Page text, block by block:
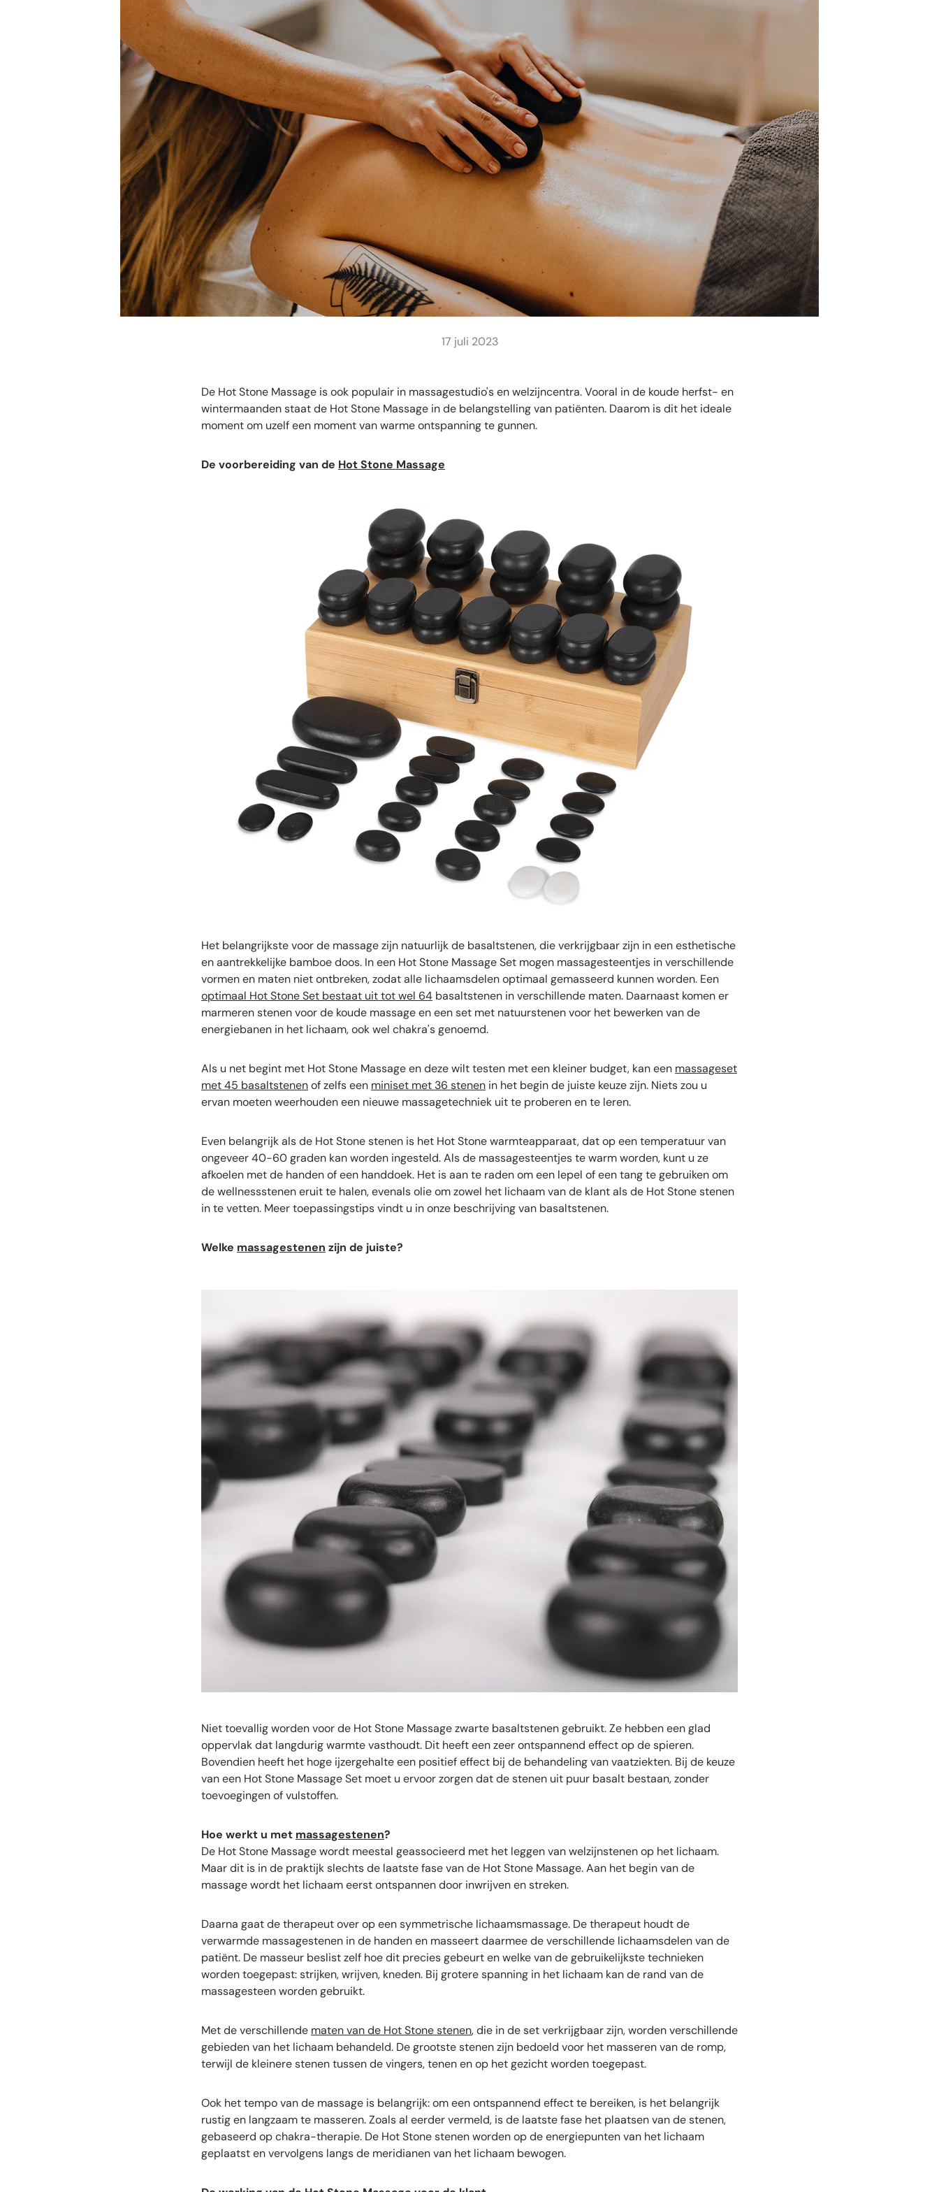
17 juli 2023
De Hot Stone Massage is ook populair in massagestudio's en welzijncentra. Vooral in de koude herfst- en
wintermaanden staat de Hot Stone Massage in de belangstelling van patiënten. Daarom is dit het ideale
moment om uzelf een moment van warme ontspanning te gunnen.
De voorbereiding van de Hot Stone Massage
Het belangrijkste voor de massage zijn natuurlijk de basaltstenen, die verkrijgbaar zijn in een esthetische
en aantrekkelijke bamboe doos. In een Hot Stone Massage Set mogen massagesteentjes in verschillende
vormen en maten niet ontbreken, zodat alle lichaamsdelen optimaal gemasseerd kunnen worden. Een
optimaal Hot Stone Set bestaat uit tot wel 64 basaltstenen in verschillende maten. Daarnaast komen er
marmeren stenen voor de koude massage en een set met natuurstenen voor het bewerken van de
energiebanen in het lichaam, ook wel chakra's genoemd.
Als u net begint met Hot Stone Massage en deze wilt testen met een kleiner budget, kan een massageset
met 45 basaltstenenof zelfs een miniset met 36 stenen in het begin de juiste keuze zijn. Niets zou u
ervan moeten weerhouden een nieuwe massagetechniek uit te proberen en te leren.
Even belangrijk als de Hot Stone stenen is het Hot Stone warmteapparaat, dat op een temperatuur van
ongeveer 40-60 graden kan worden ingesteld. Als de massagesteentjes te warm worden, kunt u ze
afkoelen met de handen of een handdoek. Het is aan te raden om een lepel of een tang te gebruiken om
de wellnessstenen eruit te halen, evenals olie om zowel het lichaam van de klant als de Hot Stone stenen
in te vetten. Meer toepassingstips vindt u in onze beschrijving van basaltstenen.
Welke massagestenen zijn de juiste?
Niet toevallig worden voor de Hot Stone Massage zwarte basaltstenen gebruikt. Ze hebben een glad
oppervlak dat langdurig warmte vasthoudt. Dit heeft een zeer ontspannend effect op de spieren.
Bovendien heeft het hoge ijzergehalte een positief effect bij de behandeling van vaatziekten. Bij de keuze
van een Hot Stone Massage Set moet u ervoor zorgen dat de stenen uit puur basalt bestaan, zonder
toevoegingen of vulstoffen.
Hoe werkt u met massagestenen?
De Hot Stone Massage wordt meestal geassocieerd met het leggen van welzijnstenen op het lichaam.
Maar dit is in de praktijk slechts de laatste fase van de Hot Stone Massage. Aan het begin van de
massage wordt het lichaam eerst ontspannen door inwrijven en streken.
Daarna gaat de therapeut over op een symmetrische lichaamsmassage. De therapeut houdt de
verwarmde massagestenen in de handen en masseert daarmee de verschillende lichaamsdelen van de
patiënt. De masseur beslist zelf hoe dit precies gebeurt en welke van de gebruikelijkste technieken
worden toegepast: strijken, wrijven, kneden. Bij grotere spanning in het lichaam kan de rand van de
massagesteen worden gebruikt.
Met de verschillende maten van de Hot Stone stenen, die in de set verkrijgbaar zijn, worden verschillende
gebieden van het lichaam behandeld. De grootste stenen zijn bedoeld voor het masseren van de romp,
terwijl de kleinere stenen tussen de vingers, tenen en op het gezicht worden toegepast.
Ook het tempo van de massage is belangrijk: om een ontspannend effect te bereiken, is het belangrijk
rustig en langzaam te masseren. Zoals al eerder vermeld, is de laatste fase het plaatsen van de stenen,
gebaseerd op chakra-therapie. De Hot Stone stenen worden op de energiepunten van het lichaam
geplaatst en vervolgens langs de meridianen van het lichaam bewogen.